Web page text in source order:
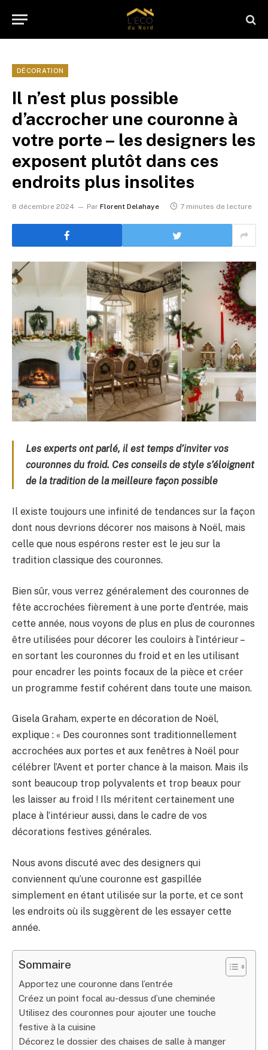
DÉCORATION
Il n’est plus possible
d’accrocher une couronne à
votre porte – les designers les
exposent plutôt dans ces
endroits plus insolites
8 décembre 2024 Par Florent Delahaye 7 minutes de lecture
Les experts ont parlé, il est temps d’inviter vos
couronnes du froid. Ces conseils de style s’éloignent
de la tradition de la meilleure façon possible
Il existe toujours une infinité de tendances sur la façon
dont nous devrions décorer nos maisons à Noël, mais
celle que nous espérons rester est le jeu sur la
tradition classique des couronnes.
Bien sûr, vous verrez généralement des couronnes de
fête accrochées fièrement à une porte d’entrée, mais
cette année, nous voyons de plus en plus de couronnes
être utilisées pour décorer les couloirs à l’intérieur –
en sortant les couronnes du froid et en les utilisant
pour encadrer les points focaux de la pièce et créer
un programme festif cohérent dans toute une maison.
Gisela Graham, experte en décoration de Noël,
explique : « Des couronnes sont traditionnellement
accrochées aux portes et aux fenêtres à Noël pour
célébrer l’Avent et porter chance à la maison. Mais ils
sont beaucoup trop polyvalents et trop beaux pour
les laisser au froid ! Ils méritent certainement une
place à l’intérieur aussi, dans le cadre de vos
décorations festives générales.
Nous avons discuté avec des designers qui
conviennent qu’une couronne est gaspillée
simplement en étant utilisée sur la porte, et ce sont
les endroits où ils suggèrent de les essayer cette
année.
Sommaire
Apportez une couronne dans l’entrée
Créez un point focal au-dessus d’une cheminée
Utilisez des couronnes pour ajouter une touche
festive à la cuisine
Décorez le dossier des chaises de salle à manger